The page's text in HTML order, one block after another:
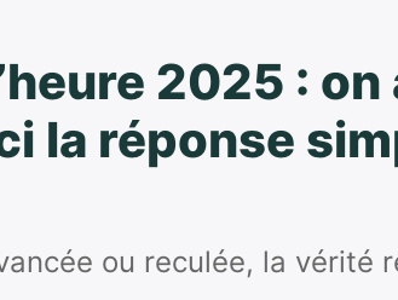
2025 : on
la réponse
ou reculée, la vérité